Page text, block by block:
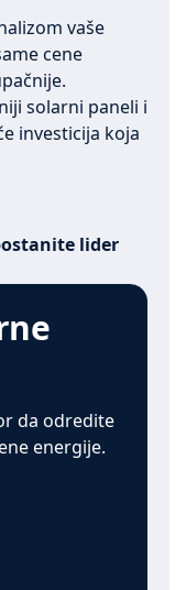
vaše
cene
solarni paneli i
investicija koja
lider
da odredite
energije.